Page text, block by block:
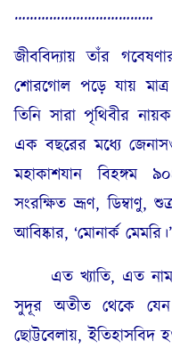
………………………………
জীববিদ্যায় তাঁর
শোরগোল পড়ে যায়
তিনি সারা পৃথিবীর
এক বছরের মধ্যে
মহাকাশযান বিহঙ্গম
সংরক্ষিত ভ্রূণ, ডিম্বাণু,
আবিষ্কার, ‘মোনার্ক
এত খ্যাতি, এত নাম
সুদূর অতীত থেকে যেন
ছোট্টবেলায়,